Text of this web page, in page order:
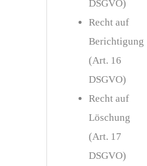
DSGVO)
Recht auf
Berichtigung
(Art. 16
DSGVO)
Recht auf
Löschung
(Art. 17
DSGVO)